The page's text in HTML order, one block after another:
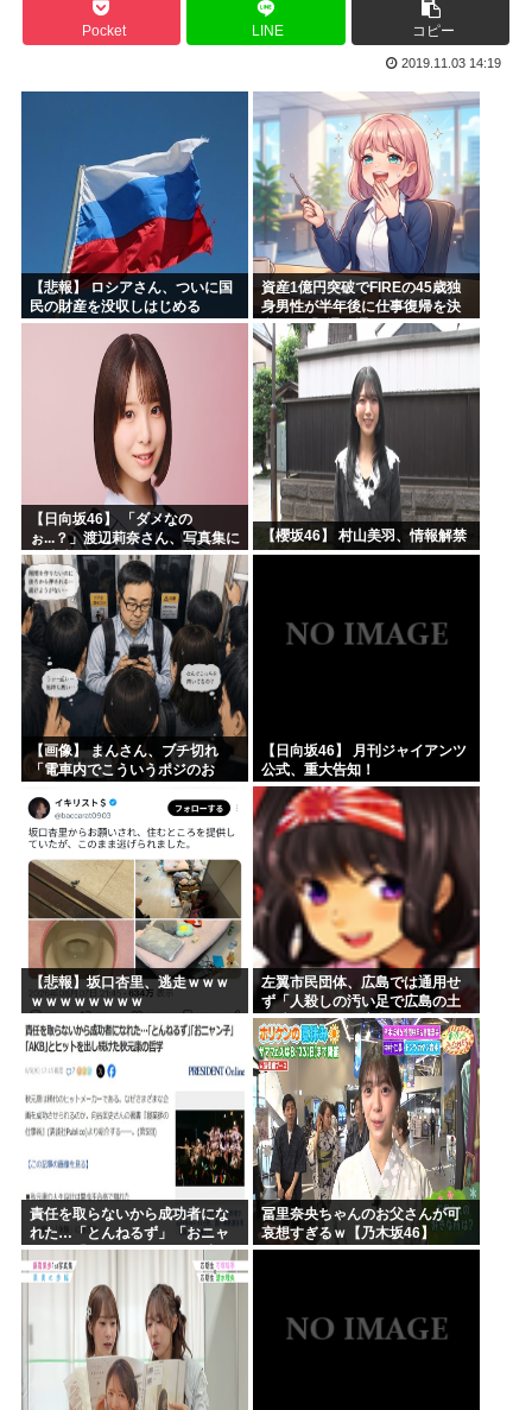
NISAのせいで少子化加速してるけどこれ本当に政策として...
高市早苗「袴田さんを犯人だと思ってないわよ！判決が到底承...
【維新速報】副首都・大阪都「大阪万博の跡地を “お金持ち...
あのガンプラさん、投げ売りされる
農水省「食料自給率37%で過去最低」 肥料は輸入ほぼ10...
工学博士「国民が反中に染まっているから自民党は勝った
ちいかわ、先週比209%www
Pocket LINE コピー
2019.11.03 14:19
【悲報】 ロシアさん、ついに国
民の財産を没収しはじめる
資産1億円突破でFIREの45歳独
身男性が半年後に仕事復帰を決
意した「1通の通知」
【日向坂46】 「ダメなの
ぉ...？」渡辺莉奈さん、写真集に
興味津々
【櫻坂46】 村山美羽、情報解禁
【画像】 まんさん、ブチ切れ
「電車内でこういうポジのお
【日向坂46】 月刊ジャイアンツ
公式、重大告知！
【悲報】坂口杏里、逃走ｗｗｗ
ｗｗｗｗｗｗｗｗ
左翼市民団体、広島では通用せ
ず「人殺しの汚い足で広島の土
を踏むな！」→広島県民「お前
らの方が汚いんじゃ！」「ワシ
らが広島県民じゃ」
責任を取らないから成功者にな
れた…「とんねるず」「おニャ
ン子」「AKB」とヒットを出し
続けた秋元康の哲学！！！
冨里奈央ちゃんのお父さんが可
哀想すぎるｗ【乃木坂46】